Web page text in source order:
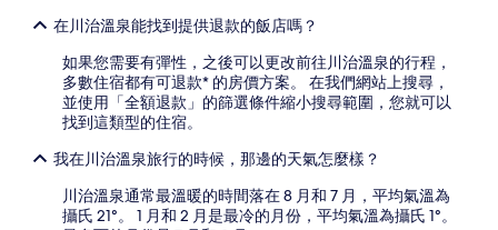
在川治溫泉能找到提供退款的飯店嗎？
如果您需要有彈性，之後可以更改前往川治溫泉的行程，
多數住宿都有可退款* 的房價方案。 在我們網站上搜尋，
並使用「全額退款」的篩選條件縮小搜尋範圍，您就可以
找到這類型的住宿。
我在川治溫泉旅行的時候，那邊的天氣怎麼樣？
川治溫泉通常最溫暖的時間落在 8 月和 7 月，平均氣溫為
攝氏 21°。 1 月和 2 月是最冷的月份，平均氣溫為攝氏 1°。